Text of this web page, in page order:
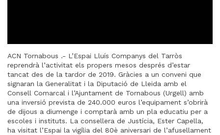
ACN Tornabous .- L’Espai Lluís Companys del Tarròs
reprendrà l’activitat els propers mesos després d’estar
tancat des de la tardor de 2019. Gràcies a un conveni que
signaran la Generalitat i la Diputació de Lleida amb el
Consell Comarcal i l’Ajuntament de Tornabous (Urgell) amb
una inversió prevista de 240.000 euros l’equipament s’obrirà
de dijous a diumenge i comptarà amb un pla educatiu per a
escoles i instituts. La consellera de Justícia, Ester Capella,
ha visitat l’Espai la vigília del 80è aniversari de l’afusellament